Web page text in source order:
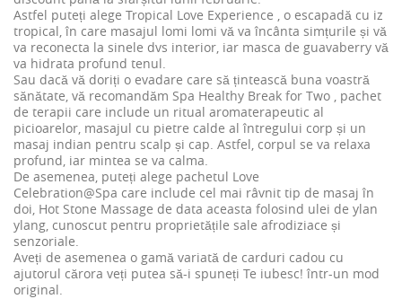
Astfel puteți alege Tropical Love Experience , o escapadă cu iz
tropical, în care masajul lomi lomi vă va încânta simțurile și vă
va reconecta la sinele dvs interior, iar masca de guavaberry vă
va hidrata profund tenul.
Sau dacă vă doriți o evadare care să țintească buna voastră
sănătate, vă recomandăm Spa Healthy Break for Two , pachet
de terapii care include un ritual aromaterapeutic al
picioarelor, masajul cu pietre calde al întregului corp și un
masaj indian pentru scalp și cap. Astfel, corpul se va relaxa
profund, iar mintea se va calma.
De asemenea, puteți alege pachetul Love
Celebration@Spa care include cel mai râvnit tip de masaj în
doi, Hot Stone Massage de data aceasta folosind ulei de ylan
ylang, cunoscut pentru proprietățile sale afrodiziace și
senzoriale.
Aveți de asemenea o gamă variată de carduri cadou cu
ajutorul cărora veți putea să-i spuneți Te iubesc! într-un mod
original.